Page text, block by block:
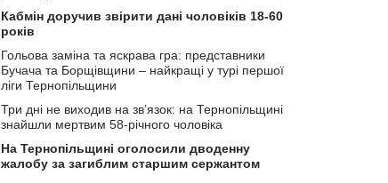
Кабмін доручив звірити дані чоловіків 18-60
років
Гольова заміна та яскрава гра: представники
Бучача та Борщівщини – найкращі у турі першої
ліги Тернопільщини
Три дні не виходив на зв’язок: на Тернопільщині
знайшли мертвим 58-річного чоловіка
На Тернопільщині оголосили дводенну
жалобу за загиблим старшим сержантом